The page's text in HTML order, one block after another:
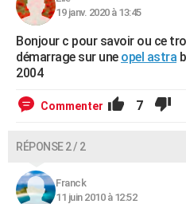
AVIS DE DÉCÈS
FORUM
Bricolage
Lifestyle
Culture
Sport
Auto
Television
Voyage
Cinema
19 janv. 2020 à 13:45
Bonjour c pour savoir ou ce
démarrage sur une opel astra
2004
Commenter 7
RÉPONSE 2 / 2
Franck
11 juin 2010 à 12:52